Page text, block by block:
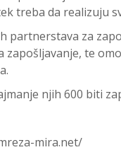
treba da realizuju
partnerstava za
zapošljavanje, te
njih 600 biti
mira.net/